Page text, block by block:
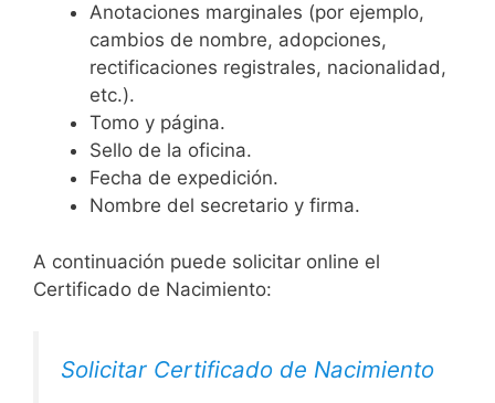
Anotaciones marginales (por ejemplo,
cambios de nombre, adopciones,
rectificaciones registrales, nacionalidad,
etc.).
Tomo y página.
Sello de la oficina.
Fecha de expedición.
Nombre del secretario y firma.
A continuación puede solicitar online el
Certificado de Nacimiento:
Solicitar Certificado de Nacimiento